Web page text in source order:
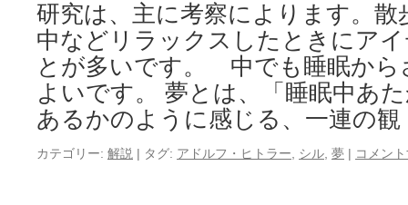
研究は、主に考察によります。
中などリラックスしたときにア
とが多いです。 中でも睡眠から
よいです。 夢とは、「睡眠中あ
あるかのように感じる、一連の
カテゴリー: 解説 | タグ: アドルフ・ヒトラー シル 夢 | コメン